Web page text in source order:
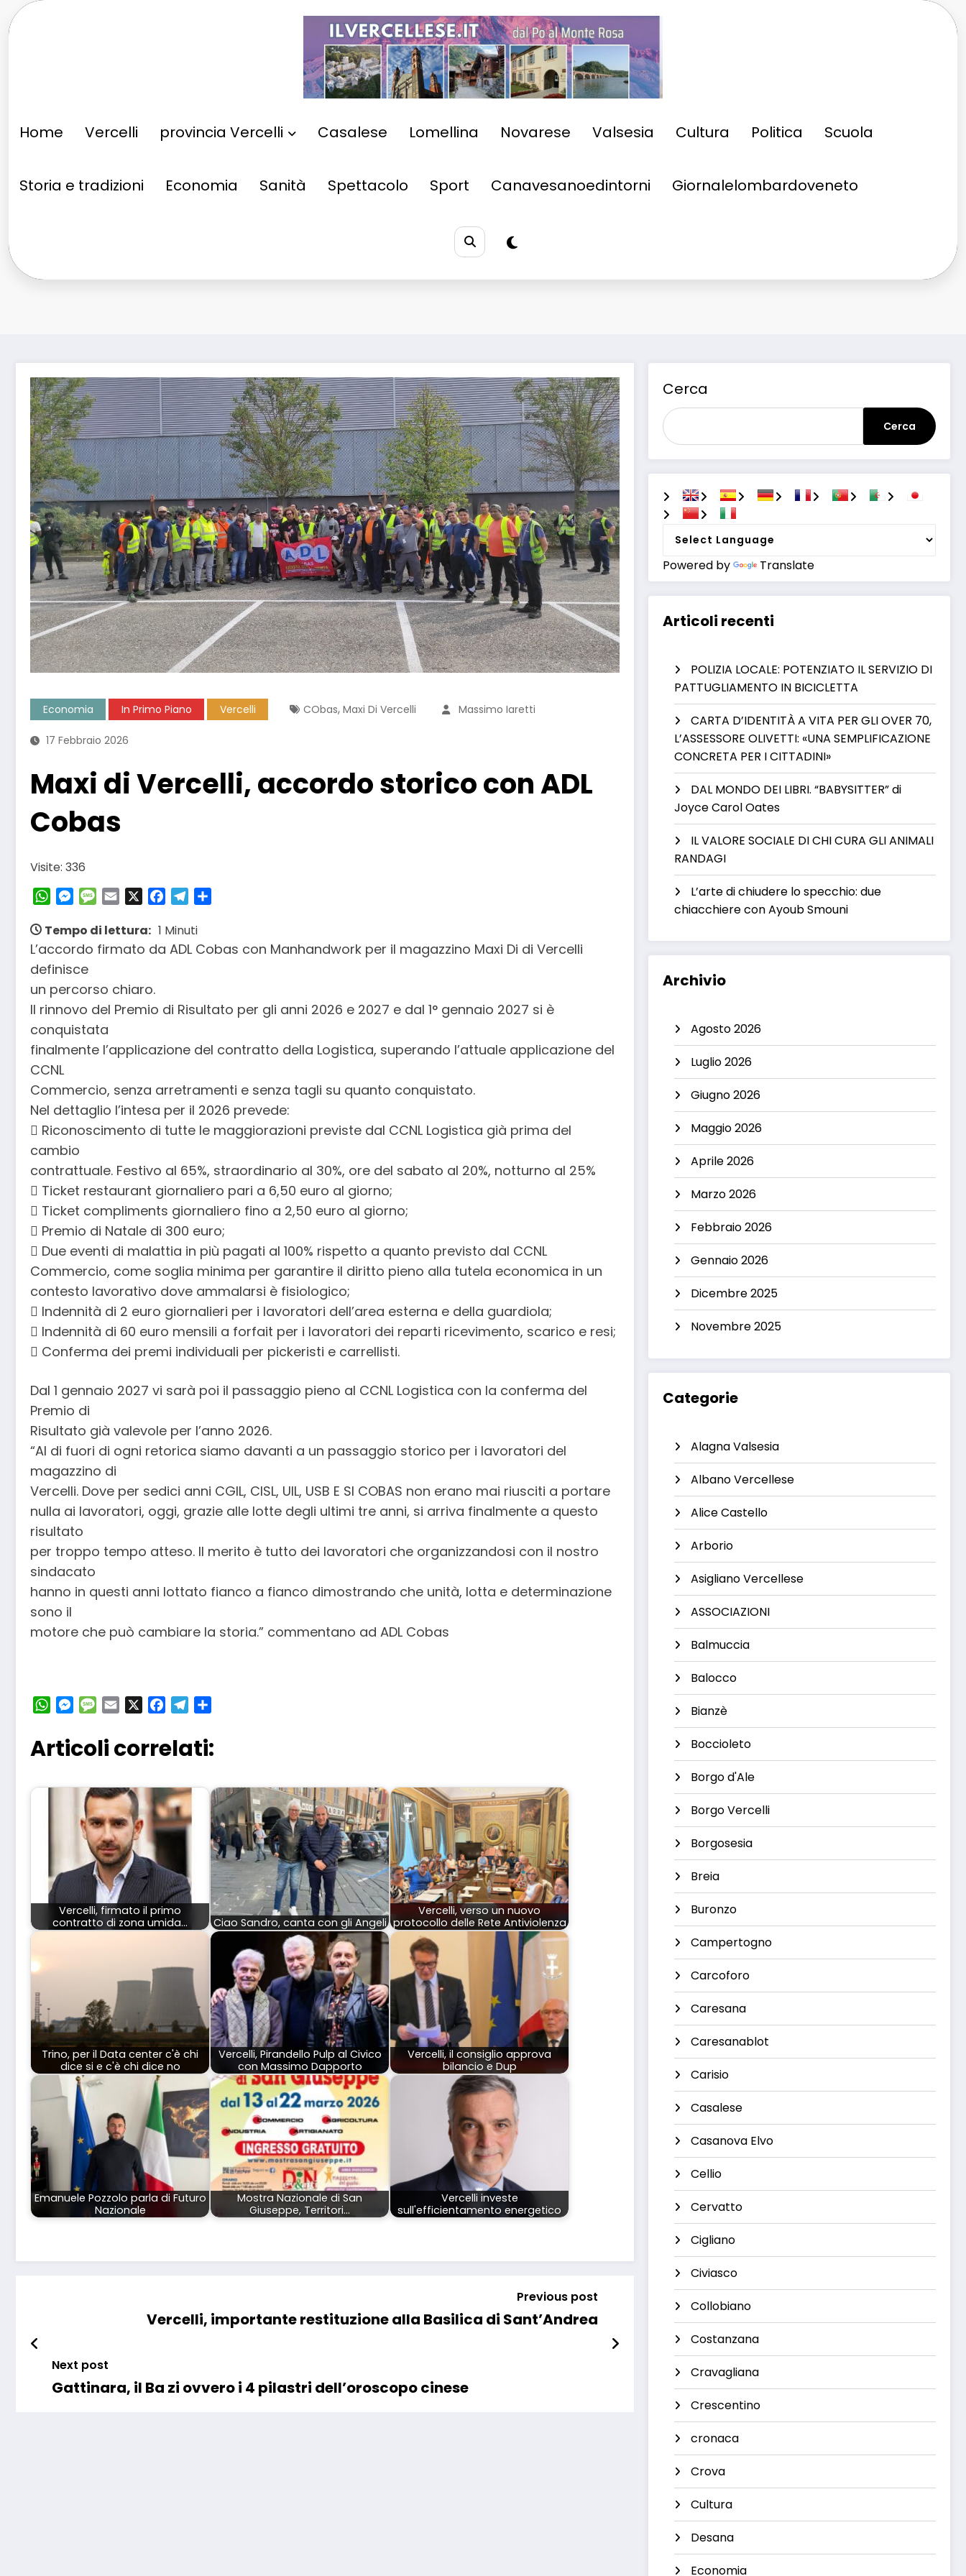
al
Home Vercelli provincia Vercelli Casalese Lomellina Novarese Valsesia Cultura Politica Scuola
Storia e tradizioni Economia Sanità Spettacolo Sport Canavesanoedintorni Giornalelombardoveneto
Economia In Primo Piano Vercelli CObas, Maxi Di Vercelli Massimo Iaretti
17 Febbraio 2026
Maxi di Vercelli, accordo storico con ADL
Cobas
Visite: 336
WhatsApp
Messenger
Message
Email FacebookTelegram
Tempo di lettura: 1 Minuti
L’accordo firmato da ADL Cobas con Manhandwork per il magazzino Maxi Di di Vercelli
definisce
un percorso chiaro.
Il rinnovo del Premio di Risultato per gli anni 2026 e 2027 e dal 1° gennaio 2027 si è
conquistata
finalmente l’applicazione del contratto della Logistica, superando l’attuale applicazione del
CCNL
Commercio, senza arretramenti e senza tagli su quanto conquistato.
Nel dettaglio l’intesa per il 2026 prevede:
 Riconoscimento di tutte le maggiorazioni previste dal CCNL Logistica già prima del
cambio
contrattuale. Festivo al 65%, straordinario al 30%, ore del sabato al 20%, notturno al 25%
 Ticket restaurant giornaliero pari a 6,50 euro al giorno;
 Ticket compliments giornaliero fino a 2,50 euro al giorno;
 Premio di Natale di 300 euro;
 Due eventi di malattia in più pagati al 100% rispetto a quanto previsto dal CCNL
Commercio, come soglia minima per garantire il diritto pieno alla tutela economica in un
contesto lavorativo dove ammalarsi è fisiologico;
 Indennità di 2 euro giornalieri per i lavoratori dell’area esterna e della guardiola;
 Indennità di 60 euro mensili a forfait per i lavoratori dei reparti ricevimento, scarico e resi;
 Conferma dei premi individuali per pickeristi e carrellisti.
Dal 1 gennaio 2027 vi sarà poi il passaggio pieno al CCNL Logistica con la conferma del
Premio di
Risultato già valevole per l’anno 2026.
“Al di fuori di ogni retorica siamo davanti a un passaggio storico per i lavoratori del
magazzino di
Vercelli. Dove per sedici anni CGIL, CISL, UIL, USB E SI COBAS non erano mai riusciti a portare
nulla ai lavoratori, oggi, grazie alle lotte degli ultimi tre anni, si arriva finalmente a questo
risultato
per troppo tempo atteso. Il merito è tutto dei lavoratori che organizzandosi con il nostro
sindacato
hanno in questi anni lottato fianco a fianco dimostrando che unità, lotta e determinazione
sono il
motore che può cambiare la storia.” commentano ad ADL Cobas
WhatsApp
Messenger
Message
Email FacebookTelegram
Articoli correlati:
Vercelli, firmato il primo
contratto di zona umida…
Ciao Sandro, canta con gli Angeli
Vercelli, verso un nuovo
protocollo delle Rete Antiviolenza
Trino, per il Data center c'è chi
dice si e c'è chi dice no
Vercelli, Pirandello Pulp al Civico
con Massimo Dapporto
Vercelli, il consiglio approva
bilancio e Dup
Emanuele Pozzolo parla di Futuro
Nazionale
Mostra Nazionale di San
Giuseppe, Territori…
Vercelli investe
sull'efficientamento energetico
Previous post
Vercelli, importante restituzione alla Basilica di Sant’Andrea
Next post
Gattinara, il Ba zi ovvero i 4 pilastri dell’oroscopo cinese
Cerca
Cerca
Powered by Translate
Articoli recenti
POLIZIA LOCALE: POTENZIATO IL SERVIZIO DI
PATTUGLIAMENTO IN BICICLETTA
CARTA D’IDENTITÀ A VITA PER GLI OVER 70,
L’ASSESSORE OLIVETTI: «UNA SEMPLIFICAZIONE
CONCRETA PER I CITTADINI»
DAL MONDO DEI LIBRI. “BABYSITTER” di
Joyce Carol Oates
IL VALORE SOCIALE DI CHI CURA GLI ANIMALI
RANDAGI
L’arte di chiudere lo specchio: due
chiacchiere con Ayoub Smouni
Archivio
Agosto 2026
Luglio 2026
Giugno 2026
Maggio 2026
Aprile 2026
Marzo 2026
Febbraio 2026
Gennaio 2026
Dicembre 2025
Novembre 2025
Categorie
Alagna Valsesia
Albano Vercellese
Alice Castello
Arborio
Asigliano Vercellese
ASSOCIAZIONI
Balmuccia
Balocco
Bianzè
Boccioleto
Borgo d'Ale
Borgo Vercelli
Borgosesia
Breia
Buronzo
Campertogno
Carcoforo
Caresana
Caresanablot
Carisio
Casalese
Casanova Elvo
Cellio
Cervatto
Cigliano
Civiasco
Collobiano
Costanzana
Cravagliana
Crescentino
cronaca
Crova
Cultura
Desana
Economia